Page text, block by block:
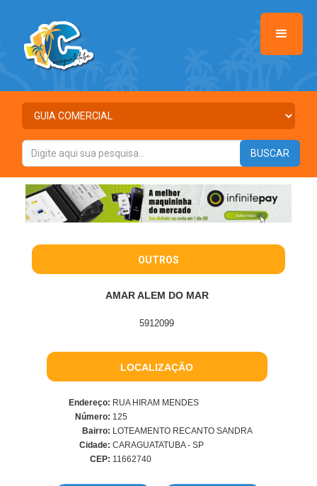
OUTROS
AMAR ALEM DO MAR
5912099
LOCALIZAÇÃO
Endereço: RUA HIRAM MENDES
Número: 125
Bairro: LOTEAMENTO RECANTO SANDRA
Cidade: CARAGUATATUBA - SP
CEP: 11662740